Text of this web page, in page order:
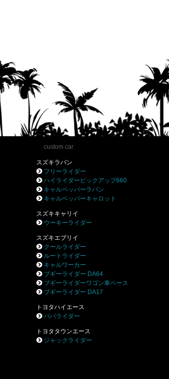
custom car
スズキラパン
フリーライダー
ハイライダーピックアップ660
キャルペッパーラパン
キャルペッパーキャロット
スズキキャリイ
ウーキーライダー
スズキエブリイ
クールライダー
ルートライダー
キャルワーカー
ブギーライダー DA64
ブギーライダーワゴン車ベース
ブギーライダー DA17
トヨタハイエース
パパライダー
トヨタタウンエース
ジャックライダー